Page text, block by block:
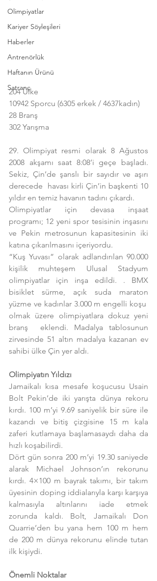
Olimpiyatlar
Kariyer Söyleşileri
Haberler
Antrenörlük
Haftanın Ürünü
Satranç
204 Ülke
10942 Sporcu (6305 erkek / 4637kadın)
28 Branş
302 Yarışma
29. Olimpiyat resmi olarak 8 Ağustos
2008 akşamı saat 8:08’i geçe başladı.
Sekiz, Çin’de şanslı bir sayıdır ve aşırı
derecede  havası kirli Çin’in başkenti 10
yıldır en temiz havanın tadını çıkardı.
Olimpiyatlar için devasa inşaat
programı; 12 yeni spor tesisinin inşasını
ve Pekin metrosunun kapasitesinin iki
katına çıkarılmasını içeriyordu.
“Kuş Yuvası” olarak adlandırılan 90.000
kişilik muhteşem Ulusal Stadyum
olimpiyatlar için inşa edildi. . BMX
bisiklet sürme, açık suda maraton
yüzme ve kadınlar 3.000 m engelli koşu
olmak üzere olimpiyatlara dokuz yeni
branş  eklendi. Madalya tablosunun
zirvesinde 51 altın madalya kazanan ev
sahibi ülke Çin yer aldı.
Olimpiyatın Yıldızı
Jamaikalı kısa mesafe koşucusu Usain
Bolt Pekin’de iki yarışta dünya rekoru
kırdı. 100 m’yi 9.69 saniyelik bir süre ile
kazandı ve bitiş çizgisine 15 m kala
zaferi kutlamaya başlamasaydı daha da
hızlı koşabilirdi.
Dört gün sonra 200 m’yi 19.30 saniyede
alarak Michael Johnson’ın rekorunu
kırdı. 4×100 m bayrak takımı, bir takım
üyesinin doping iddialarıyla karşı karşıya
kalmasıyla altınlarını iade etmek
zorunda kaldı. Bolt, Jamaikalı Don
Quarrie’den bu yana hem 100 m hem
de 200 m dünya rekorunu elinde tutan
ilk kişiydi.
Önemli Noktalar